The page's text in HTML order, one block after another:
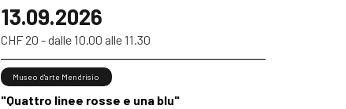
13.09.2026
CHF 20 - dalle 10.00 alle 11.30
"Quattro linee rosse e una blu"
Museo d'arte Mendrisio